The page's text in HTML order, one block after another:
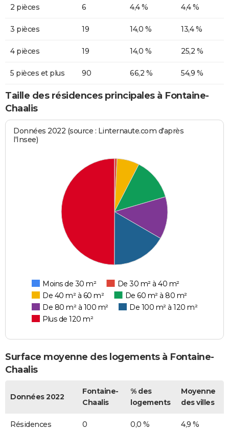
2 pièces 6 4,4 % 4,4 %
3 pièces 19 14,0 % 13,4 %
4 pièces 19 14,0 % 25,2 %
5 pièces et plus 90 66,2 % 54,9 %
Taille des résidences principales à Fontaine-
Chaalis
Données 2022 (source : Linternaute.com d'après
l'Insee)
Moins de 30 m²
De 30 m² à 40 m²
De 40 m² à 60 m²
De 60 m² à 80 m²
De 80 m² à 100 m²
De 100 m² à 120 m²
Plus de 120 m²
Surface moyenne des logements à Fontaine-
Chaalis
Données 2022
Fontaine-
Chaalis
% des
logements
Moyenne
des villes
Résidences
0 0,0 % 4,9 %